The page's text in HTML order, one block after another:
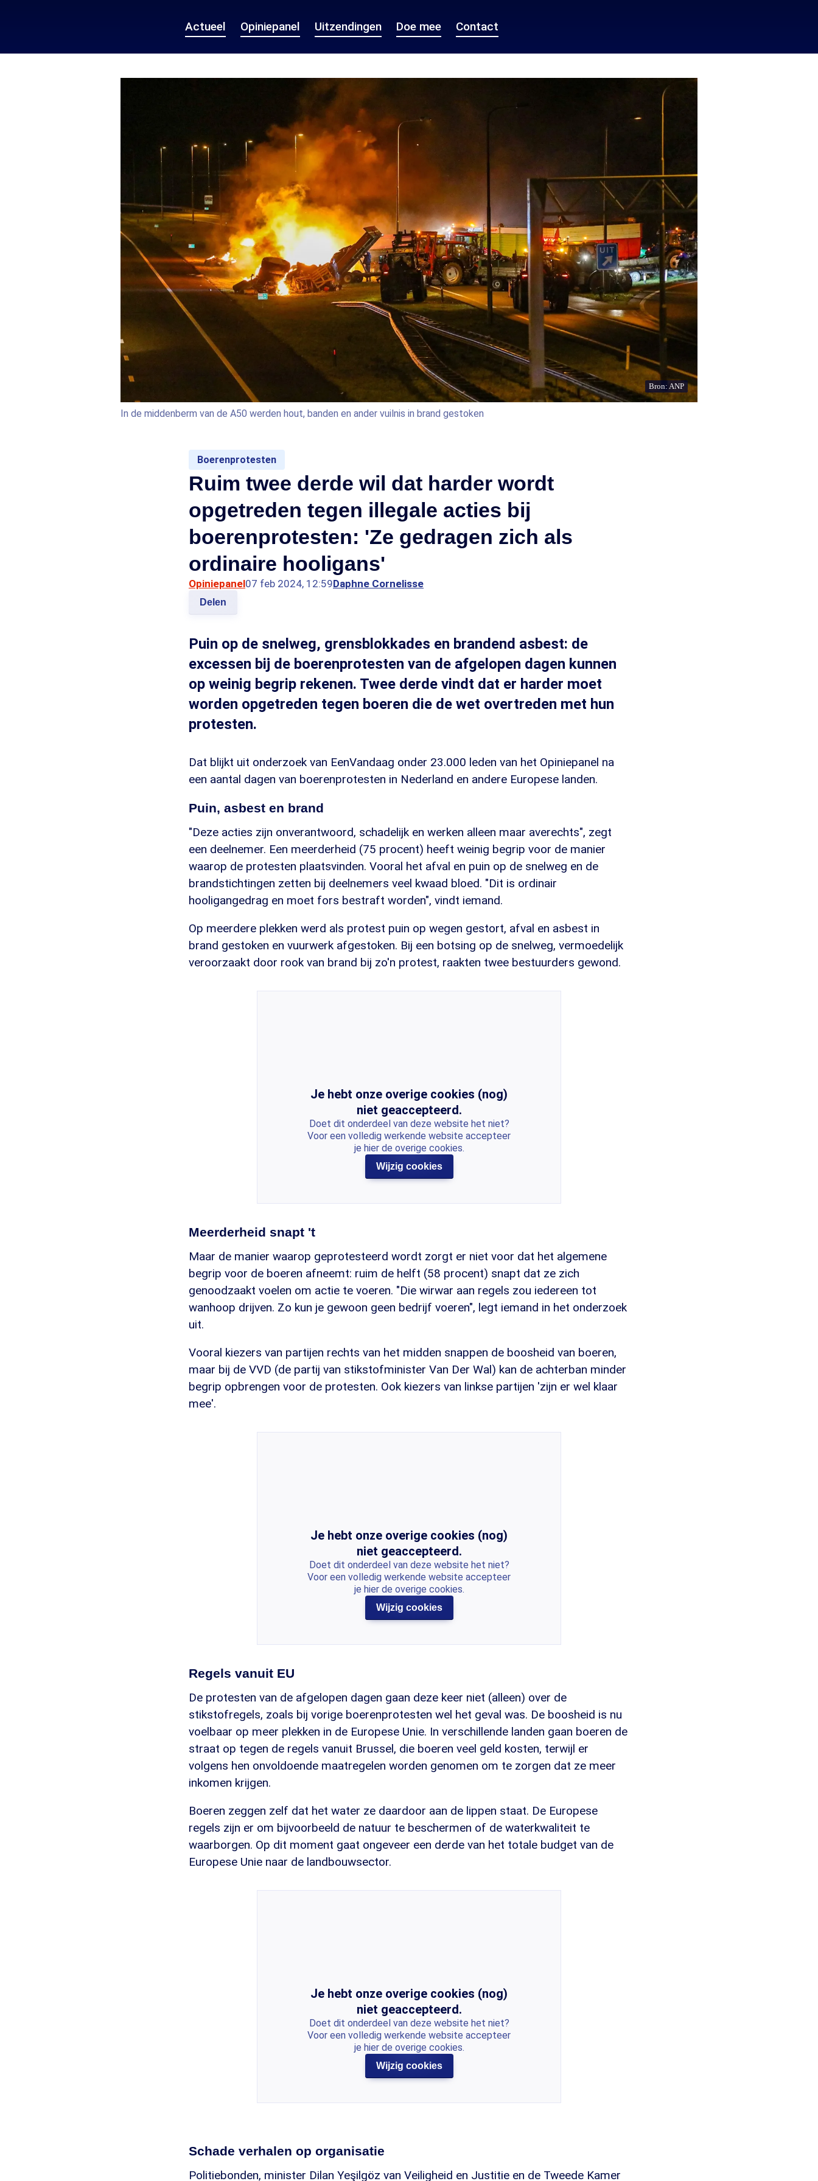
Actueel Opiniepanel Uitzendingen Doe mee Contact
Bron: ANP
In de middenberm van de A50 werden hout, banden en ander vuilnis in brand gestoken
Boerenprotesten
Ruim twee derde wil dat harder wordt
opgetreden tegen illegale acties bij
boerenprotesten: 'Ze gedragen zich als
ordinaire hooligans'
Opiniepanel07 feb 2024, 12:59Daphne Cornelisse
Delen
Puin op de snelweg, grensblokkades en brandend asbest: de
excessen bij de boerenprotesten van de afgelopen dagen kunnen
op weinig begrip rekenen. Twee derde vindt dat er harder moet
worden opgetreden tegen boeren die de wet overtreden met hun
protesten.
Dat blijkt uit onderzoek van EenVandaag onder 23.000 leden van het Opiniepanel na
een aantal dagen van boerenprotesten in Nederland en andere Europese landen.
Puin, asbest en brand
"Deze acties zijn onverantwoord, schadelijk en werken alleen maar averechts", zegt
een deelnemer. Een meerderheid (75 procent) heeft weinig begrip voor de manier
waarop de protesten plaatsvinden. Vooral het afval en puin op de snelweg en de
brandstichtingen zetten bij deelnemers veel kwaad bloed. "Dit is ordinair
hooligangedrag en moet fors bestraft worden", vindt iemand.
Op meerdere plekken werd als protest puin op wegen gestort, afval en asbest in
brand gestoken en vuurwerk afgestoken. Bij een botsing op de snelweg, vermoedelijk
veroorzaakt door rook van brand bij zo'n protest, raakten twee bestuurders gewond.
Je hebt onze overige cookies (nog)
niet geaccepteerd.
Doet dit onderdeel van deze website het niet?
Voor een volledig werkende website accepteer
je hier de overige cookies.
Wijzig cookies
Meerderheid snapt 't
Maar de manier waarop geprotesteerd wordt zorgt er niet voor dat het algemene
begrip voor de boeren afneemt: ruim de helft (58 procent) snapt dat ze zich
genoodzaakt voelen om actie te voeren. "Die wirwar aan regels zou iedereen tot
wanhoop drijven. Zo kun je gewoon geen bedrijf voeren", legt iemand in het onderzoek
uit.
Vooral kiezers van partijen rechts van het midden snappen de boosheid van boeren,
maar bij de VVD (de partij van stikstofminister Van Der Wal) kan de achterban minder
begrip opbrengen voor de protesten. Ook kiezers van linkse partijen 'zijn er wel klaar
mee'.
Je hebt onze overige cookies (nog)
niet geaccepteerd.
Doet dit onderdeel van deze website het niet?
Voor een volledig werkende website accepteer
je hier de overige cookies.
Wijzig cookies
Regels vanuit EU
De protesten van de afgelopen dagen gaan deze keer niet (alleen) over de
stikstofregels, zoals bij vorige boerenprotesten wel het geval was. De boosheid is nu
voelbaar op meer plekken in de Europese Unie. In verschillende landen gaan boeren de
straat op tegen de regels vanuit Brussel, die boeren veel geld kosten, terwijl er
volgens hen onvoldoende maatregelen worden genomen om te zorgen dat ze meer
inkomen krijgen.
Boeren zeggen zelf dat het water ze daardoor aan de lippen staat. De Europese
regels zijn er om bijvoorbeeld de natuur te beschermen of de waterkwaliteit te
waarborgen. Op dit moment gaat ongeveer een derde van het totale budget van de
Europese Unie naar de landbouwsector.
Je hebt onze overige cookies (nog)
niet geaccepteerd.
Doet dit onderdeel van deze website het niet?
Voor een volledig werkende website accepteer
je hier de overige cookies.
Wijzig cookies
Schade verhalen op organisatie
Politiebonden, minister Dilan Yeşilgöz van Veiligheid en Justitie en de Tweede Kamer